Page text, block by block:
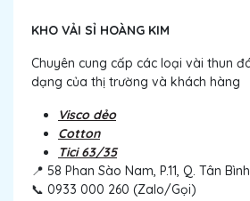
KHO VẢI SỈ HOÀNG KIM
Chuyên cung cấp các loại vài thun
dạng của thị trường và khách hàng
Visco dẻo
Cotton
Tici 63/35
📍 58 Phan Sào Nam, P.11, Q. Tân
📞 0933 000 260 (Zalo/Gọi)